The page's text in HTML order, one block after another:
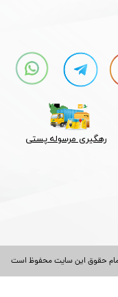
حقوق این سایت محفوظ است
رهگیری مرسوله پستی​​​​​​​